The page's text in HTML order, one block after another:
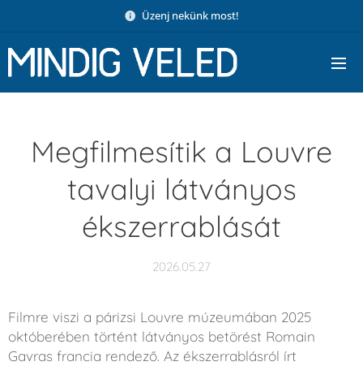
Üzenj nekünk most!
Megfilmesítik a Louvre
tavalyi látványos
ékszerrablását
2026.05.27
Filmre viszi a párizsi Louvre múzeumában 2025
októberében történt látványos betörést Romain
Gavras francia rendező. Az ékszerrablásról írt